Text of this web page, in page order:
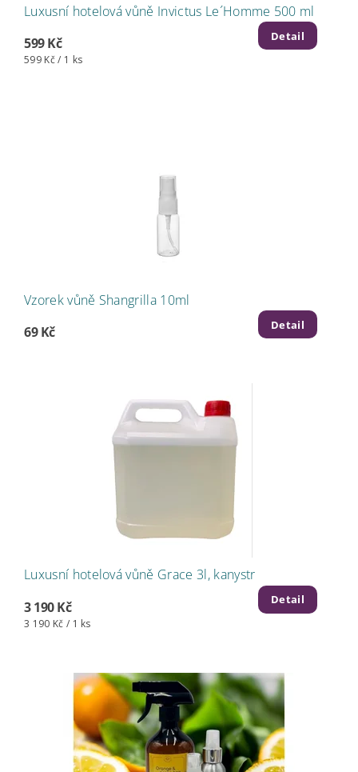
Luxusní hotelová vůně Invictus Le´Homme 500 ml
599 Kč
599 Kč / 1 ks
Detail
Vzorek vůně Shangrilla 10ml
69 Kč
Detail
Luxusní hotelová vůně Grace 3l, kanystr
3 190 Kč
3 190 Kč / 1 ks
Detail